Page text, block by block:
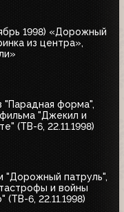
1998) «Дорожный
из центра»,
"Парадная форма",
"Джекил и
(ТВ-6, 22.11.1998)
"Дорожный патруль",
и войны
(ТВ-6, 22.11.1998)